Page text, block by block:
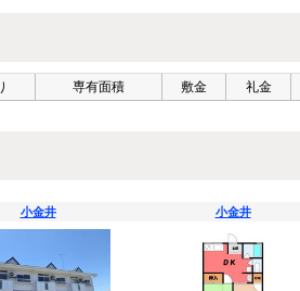
専有面積 敷金 礼金
小金井 小金井